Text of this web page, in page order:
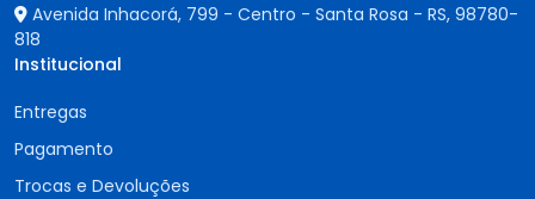
Avenida Inhacorá, 799 - Centro - Santa Rosa - RS, 98780-
818
Institucional
Entregas
Pagamento
Trocas e Devoluções